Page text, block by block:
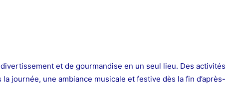
et de gourmandise en un seul lieu. Des activités
journée, une ambiance musicale et festive dès la fin d’après-